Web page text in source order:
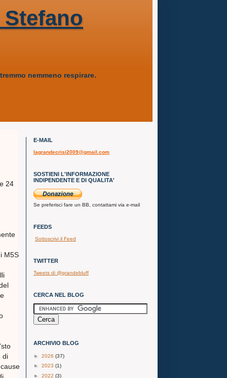
nemmeno respirare.
24
M5S
di
E-MAIL
lagrandecrisi2009@gmail.com
SOSTIENI L'INFORMAZIONE
INDIPENDENTE E DI QUALITA'
Se preferisci fare un BB, contattami via e-mail
FEEDS
Sottoscrivi il Feed
TWITTER
Tweets di @grandebluff
CERCA NEL BLOG
ARCHIVIO BLOG
► 2026 (37)
► 2023 (1)
► 2022 (3)